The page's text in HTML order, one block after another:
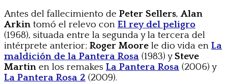
Antes del fallecimiento de Peter Sellers, Alan
Arkin tomó el relevo con El rey del peligro
(1968), situada entre la segunda y la tercera del
intérprete anterior; Roger Moore le dio vida en La
maldición de la Pantera Rosa (1983) ySteve
Martin en los remakes La Pantera Rosa (2006) y
La Pantera Rosa 2 (2009).